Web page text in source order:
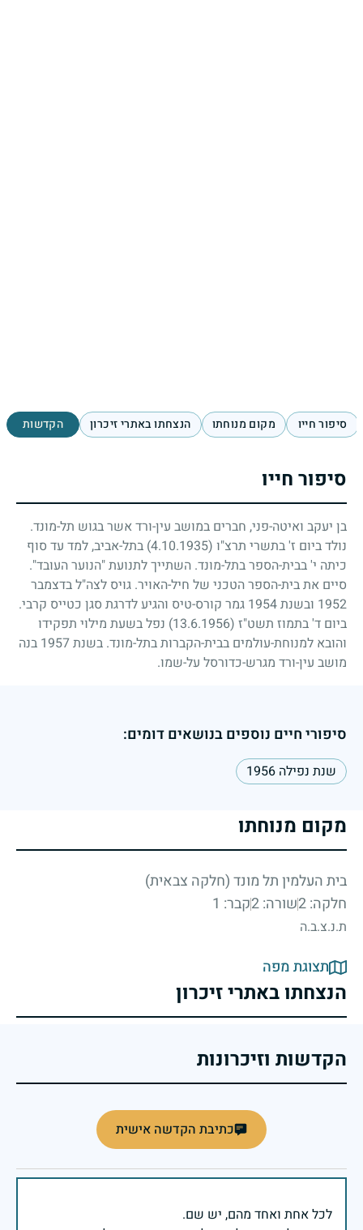
סיפור חייו מקום מנוחתו הנצחתו באתרי זיכרון הקדשות
סיפור חייו
בן יעקב ואיטה-פני, חברים במושב עין-ורד אשר בגוש תל-מונד.
נולד ביום ז' בתשרי תרצ"ו (4.10.1935)
בתל-אביב, למד עד סוף
כיתה י' בבית-הספר בתל-מונד. השתייך לתנועת "הנוער העובד".
סיים את בית-הספר הטכני של חיל-האויר. גויס לצה"ל בדצמבר
1952 ובשנת1954 גמר קורס-טיס והגיע לדרגת סגן כטייס קרבי.
ביום ד' בתמוז תשט"ז (13.6.1956)
נפל בשעת מילוי תפקידו
והובא למנוחת-עולמים בבית-הקברות בתל-מונד. בשנת1957 בנה
מושב עין-ורד מגרש-כדורסל על-שמו.
סיפורי חיים נוספים בנושאים דומים:
שנת נפילה 1956
מקום מנוחתו
בית העלמין תל מונד (חלקה צבאית)
חלקה: 2
שורה: 2 קבר: 1
ת.נ.צ.ב.ה
תצוגת מפה
הנצחתו באתרי זיכרון
הקדשות וזיכרונות
כתיבת הקדשה אישית